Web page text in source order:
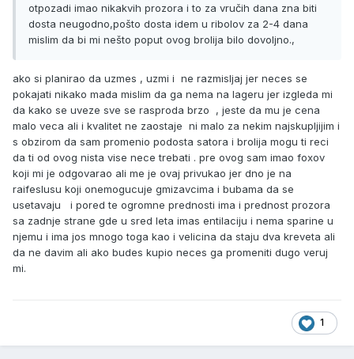
otpozadi imao nikakvih prozora i to za vručih dana zna biti
dosta neugodno,pošto dosta idem u ribolov za 2-4 dana
mislim da bi mi nešto poput ovog brolija bilo dovoljno.,
ako si planirao da uzmes , uzmi i ne razmisljaj jer neces se
pokajati nikako mada mislim da ga nema na lageru jer izgleda mi
da kako se uveze sve se rasproda brzo , jeste da mu je cena
malo veca ali i kvalitet ne zaostaje ni malo za nekim najskupljijim i
s obzirom da sam promenio podosta satora i brolija mogu ti reci
da ti od ovog nista vise nece trebati . pre ovog sam imao foxov
koji mi je odgovarao ali me je ovaj privukao jer dno je na
raifeslusu koji onemogucuje gmizavcima i bubama da se
usetavaju i pored te ogromne prednosti ima i prednost prozora
sa zadnje strane gde u sred leta imas entilaciju i nema sparine u
njemu i ima jos mnogo toga kao i velicina da staju dva kreveta ali
da ne davim ali ako budes kupio neces ga promeniti dugo veruj
mi.
1